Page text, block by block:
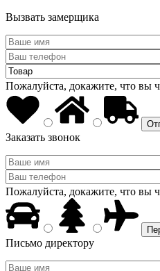
Вызвать замерщика
Пожалуйста, докажите, что вы
Заказать звонок
Пожалуйста, докажите, что вы
Письмо директору